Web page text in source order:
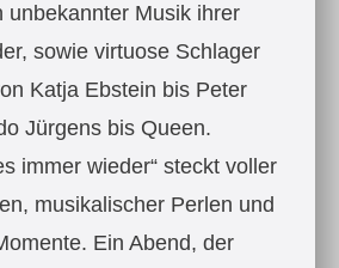
unbekannter Musik ihrer
sowie virtuose Schlager
Katja Ebstein bis Peter
Jürgens bis Queen.
immer wieder“ steckt voller
musikalischer Perlen und
Ein Abend, der